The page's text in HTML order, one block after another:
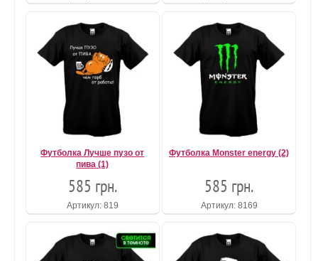
Футболка Лучше пузо от
пива (1)
585 грн.
Артикул: 819
Футболка Monster energy (2)
585 грн.
Артикул: 8169